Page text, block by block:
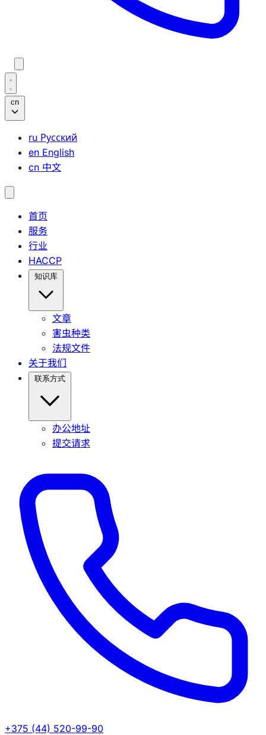
cn
ru Русский
en English
cn 中文
首页
服务
行业
HACCP
知识库
文章
害虫种类
法规文件
关于我们
联系方式
办公地址
提交请求
+375 (44) 520-99-90